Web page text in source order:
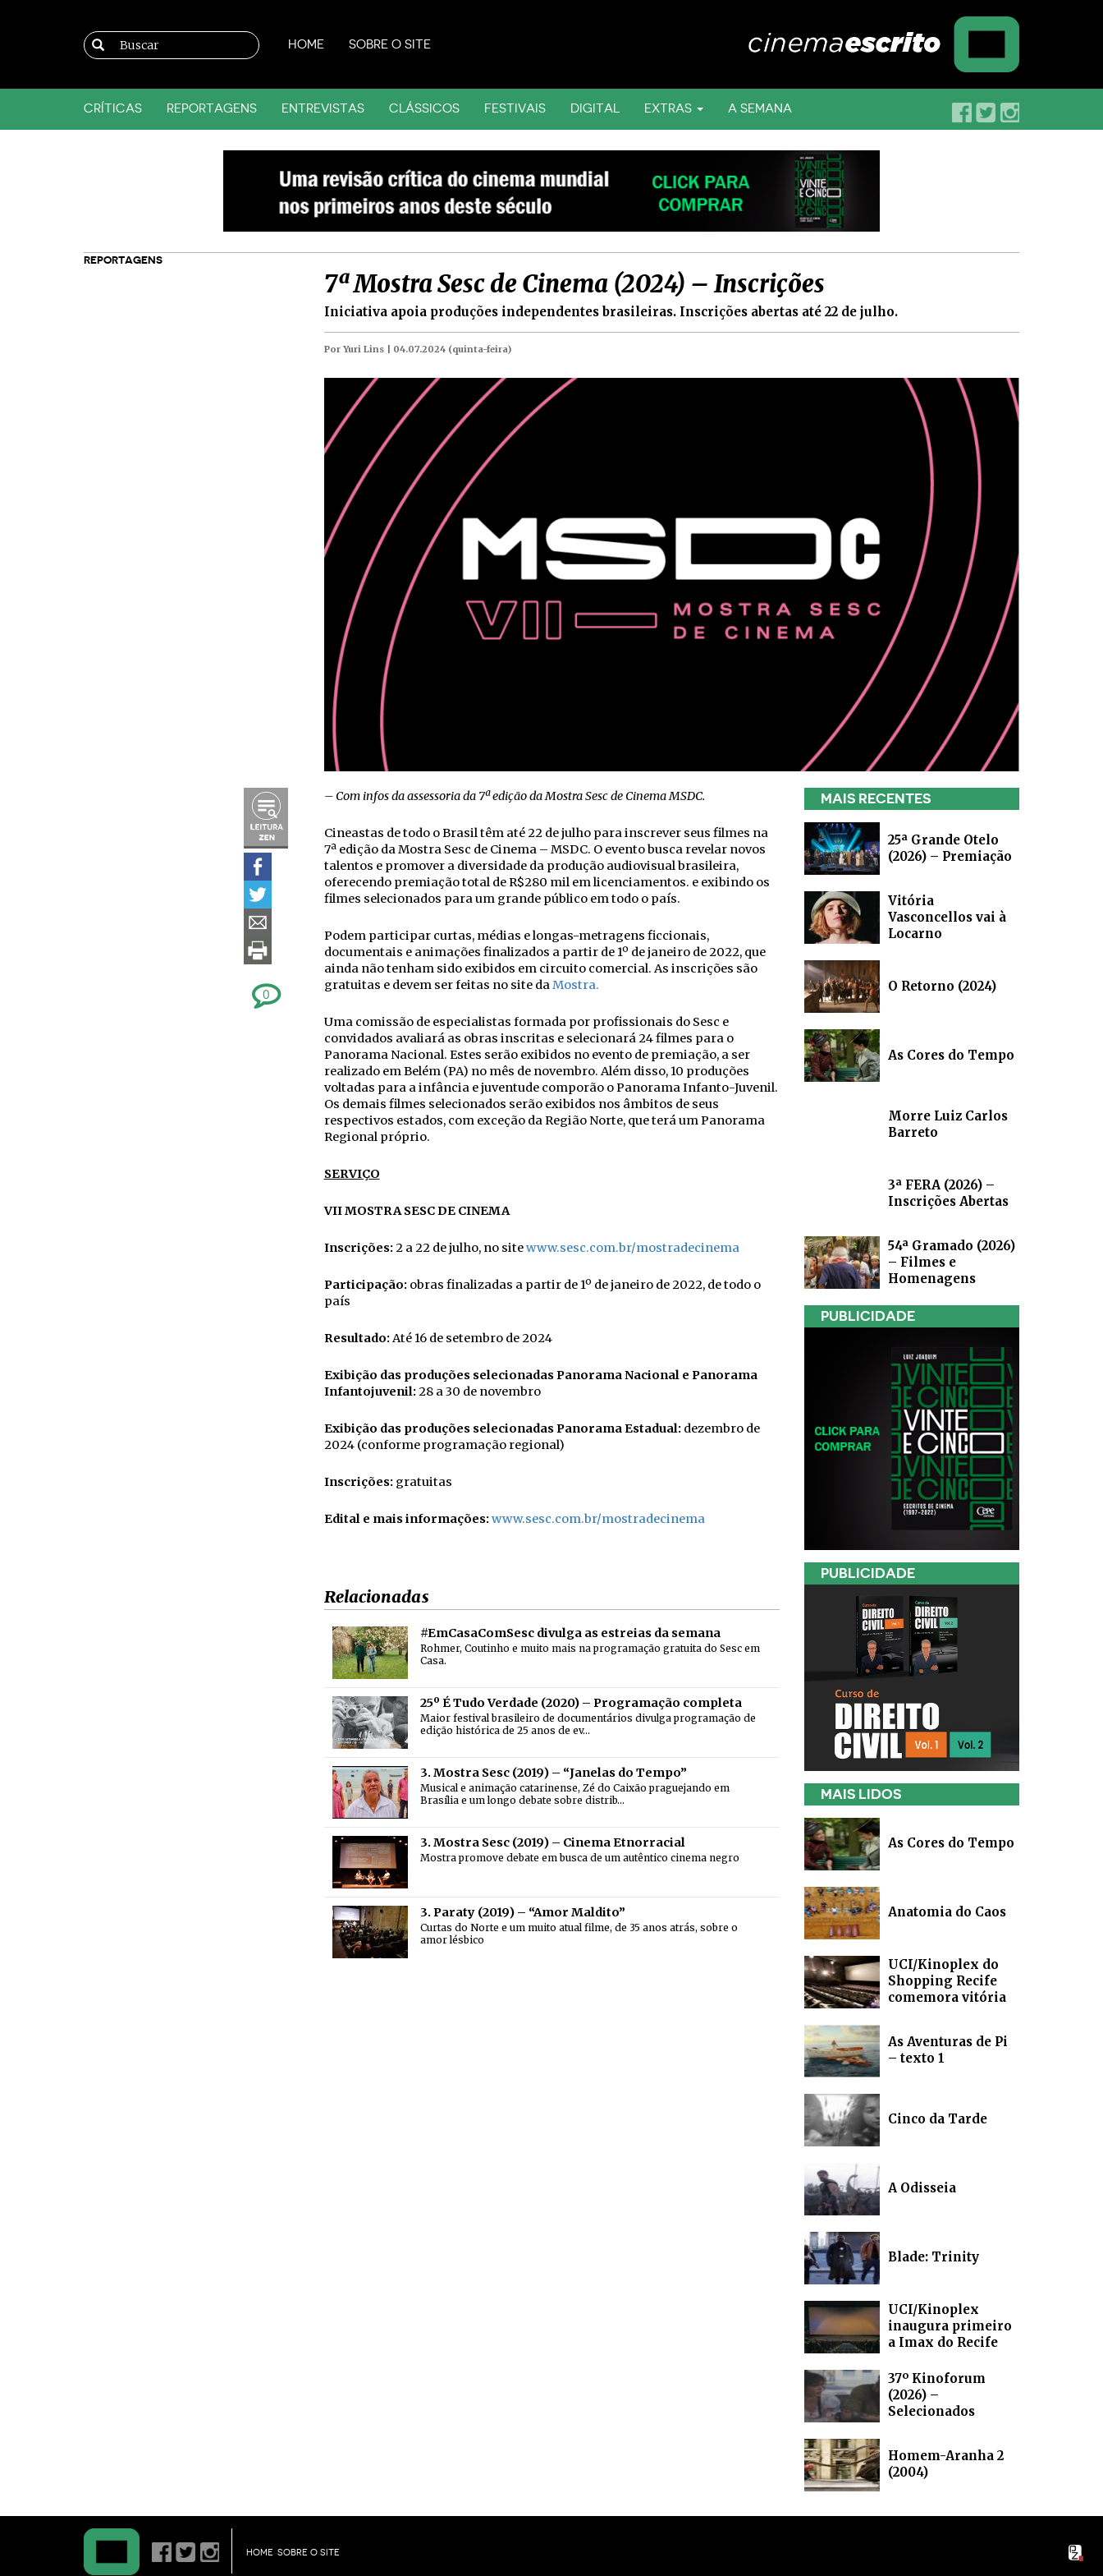
HOME SOBRE O SITE
CRÍTICAS REPORTAGENS ENTREVISTAS CLÁSSICOS FESTIVAIS DIGITAL EXTRAS A SEMANA
REPORTAGENS
7ª Mostra Sesc de Cinema (2024) – Inscrições
Iniciativa apoia produções independentes brasileiras. Inscrições abertas até 22 de julho.
Por Yuri Lins | 04.07.2024 (quinta-feira)
0
– Com infos da assessoria da 7ª edição da Mostra Sesc de Cinema MSDC.
Cineastas de todo o Brasil têm até 22 de julho para inscrever seus filmes na
7ª edição da Mostra Sesc de Cinema – MSDC. O evento busca revelar novos
talentos e promover a diversidade da produção audiovisual brasileira,
oferecendo premiação total de R$280 mil em licenciamentos. e exibindo os
filmes selecionados para um grande público em todo o país.
Podem participar curtas, médias e longas-metragens ficcionais,
documentais e animações finalizados a partir de 1º de janeiro de 2022, que
ainda não tenham sido exibidos em circuito comercial. As inscrições são
gratuitas e devem ser feitas no site daMostra.
Uma comissão de especialistas formada por profissionais do Sesc e
convidados avaliará as obras inscritas e selecionará 24 filmes para o
Panorama Nacional. Estes serão exibidos no evento de premiação, a ser
realizado em Belém (PA) no mês de novembro. Além disso, 10 produções
voltadas para a infância e juventude comporão o Panorama Infanto-Juvenil.
Os demais filmes selecionados serão exibidos nos âmbitos de seus
respectivos estados, com exceção da Região Norte, que terá um Panorama
Regional próprio.
SERVIÇO
VII MOSTRA SESC DE CINEMA
Inscrições:2 a 22 de julho, no sitewww.sesc.com.br/mostradecinema
Participação: obras finalizadas a partir de 1º de janeiro de 2022, de todo o
país
Resultado:Até 16 de setembro de 2024
Exibição das produções selecionadas Panorama Nacional e Panorama
Infantojuvenil:28 a 30 de novembro
Exibição das produções selecionadas Panorama Estadual: dezembro de
2024 (conforme programação regional)
Inscrições: gratuitas
Edital e mais informações:www.sesc.com.br/mostradecinema
Relacionadas
#EmCasaComSesc divulga as estreias da semana
Rohmer, Coutinho e muito mais na programação gratuita do Sesc em
Casa.
25º É Tudo Verdade (2020) – Programação completa
Maior festival brasileiro de documentários divulga programação de
edição histórica de 25 anos de ev…
3. Mostra Sesc (2019) – “Janelas do Tempo”
Musical e animação catarinense, Zé do Caixão praguejando em
Brasília e um longo debate sobre distrib…
3. Mostra Sesc (2019) – Cinema Etnorracial
Mostra promove debate em busca de um autêntico cinema negro
3. Paraty (2019) – “Amor Maldito”
Curtas do Norte e um muito atual filme, de 35 anos atrás, sobre o
amor lésbico
MAIS RECENTES
25ª Grande Otelo
(2026) – Premiação
Vitória
Vasconcellos vai à
Locarno
O Retorno (2024)
As Cores do Tempo
Morre Luiz Carlos
Barreto
3ª FERA (2026) –
Inscrições Abertas
54ª Gramado (2026)
– Filmes e
Homenagens
PUBLICIDADE
PUBLICIDADE
MAIS LIDOS
As Cores do Tempo
Anatomia do Caos
UCI/Kinoplex do
Shopping Recife
comemora vitória
As Aventuras de Pi
– texto 1
Cinco da Tarde
A Odisseia
Blade: Trinity
UCI/Kinoplex
inaugura primeiro
a Imax do Recife
37º Kinoforum
(2026) –
Selecionados
Homem-Aranha 2
(2004)
HOME SOBRE O SITE